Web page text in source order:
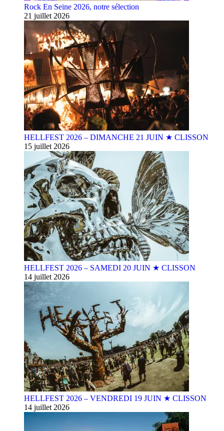
Rock En Seine 2026, notre sélection
21 juillet 2026
HELLFEST 2026 – DIMANCHE 21 JUIN ★ CLISSON
15 juillet 2026
HELLFEST 2026 – SAMEDI 20 JUIN ★ CLISSON
14 juillet 2026
HELLFEST 2026 – VENDREDI 19 JUIN ★ CLISSON
14 juillet 2026